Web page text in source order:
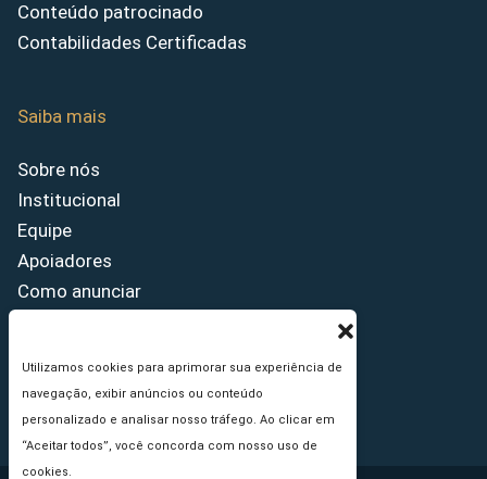
Utilizamos cookies para aprimorar sua experiência de
navegação, exibir anúncios ou conteúdo
personalizado e analisar nosso tráfego. Ao clicar em
“Aceitar todos”, você concorda com nosso uso de
cookies.
Conteúdo patrocinado
Contabilidades Certificadas
Saiba mais
Sobre nós
Institucional
Equipe
Apoiadores
Como anunciar
Princípios Editoriais